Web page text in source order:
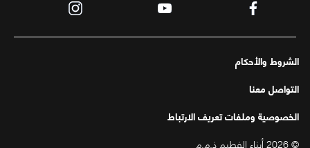
الشروط والأحكام
التواصل معنا
الخصوصية وملفات تعريف الارتباط
© 2026 أبناء الفطيم ذ.م.م